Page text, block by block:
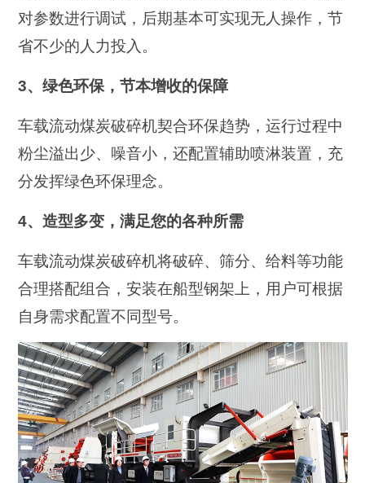
对参数进行调试，后期基本可实现无人操作，节
省不少的人力投入。
3、绿色环保，节本增收的保障
车载流动煤炭破碎机契合环保趋势，运行过程中
粉尘溢出少、噪音小，还配置辅助喷淋装置，充
分发挥绿色环保理念。
4、造型多变，满足您的各种所需
车载流动煤炭破碎机将破碎、筛分、给料等功能
合理搭配组合，安装在船型钢架上，用户可根据
自身需求配置不同型号。